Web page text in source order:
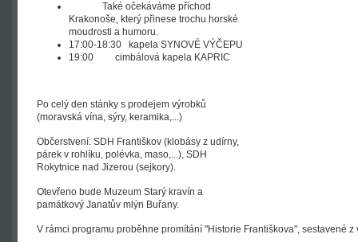
Také očekáváme příchod
Krakonoše, který přinese trochu horské
moudrosti a humoru.
17:00-18:30 kapela SYNOVÉ VÝČEPU
19:00 cimbálová kapela KAPRIC
Po celý den stánky s prodejem výrobků
(moravská vína, sýry, keramika,...)
Občerstvení: SDH Františkov (klobásy z udírny,
párek v rohlíku, polévka, maso,...), SDH
Rokytnice nad Jizerou (sejkory).
Otevřeno bude Muzeum Starý kravín a
památkový Janatův mlýn Buřany.
V rámci programu proběhne promítání "Historie Františkova", sestavené